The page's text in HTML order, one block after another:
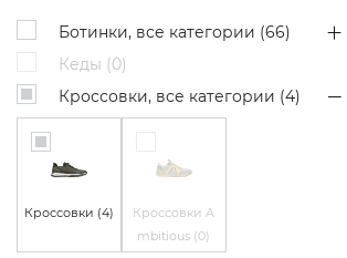
Ботинки, все категории (66)
Кеды (0)
Кроссовки, все категории (4)
Кроссовки (4)
Кроссовки A
mbitious (0)